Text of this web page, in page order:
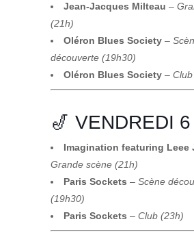
Jean-Jacques Milteau –
(21h)
Oléron Blues Society –
découverte (19h30)
Oléron Blues Society –
🎷 VENDREDI
Imagination featuring Leee
Grande scène (21h)
Paris Sockets – Scène
(19h30)
Paris Sockets – Club (23h)